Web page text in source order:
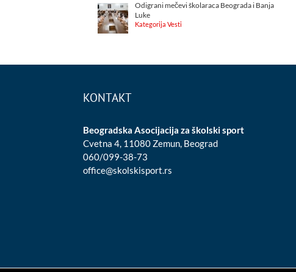
Odigrani mečevi školaraca Beograda i Banja
Luke
Kategorija Vesti
KONTAKT
Beogradska Asocijacija za školski sport
Cvetna 4, 11080 Zemun, Beograd
060/099-38-73
office@skolskisport.rs